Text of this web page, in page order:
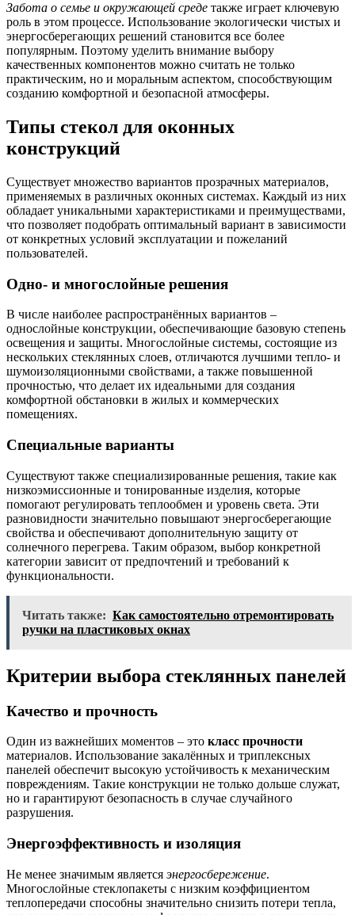
Забота о семье и окружающей среде также играет ключевую
роль в этом процессе. Использование экологически чистых и
энергосберегающих решений становится все более
популярным. Поэтому уделить внимание выбору
качественных компонентов можно считать не только
практическим, но и моральным аспектом, способствующим
созданию комфортной и безопасной атмосферы.
Типы стекол для оконных
конструкций
Существует множество вариантов прозрачных материалов,
применяемых в различных оконных системах. Каждый из них
обладает уникальными характеристиками и преимуществами,
что позволяет подобрать оптимальный вариант в зависимости
от конкретных условий эксплуатации и пожеланий
пользователей.
Одно- и многослойные решения
В числе наиболее распространённых вариантов –
однослойные конструкции, обеспечивающие базовую степень
освещения и защиты. Многослойные системы, состоящие из
нескольких стеклянных слоев, отличаются лучшими тепло- и
шумоизоляционными свойствами, а также повышенной
прочностью, что делает их идеальными для создания
комфортной обстановки в жилых и коммерческих
помещениях.
Специальные варианты
Существуют также специализированные решения, такие как
низкоэмиссионные и тонированные изделия, которые
помогают регулировать теплообмен и уровень света. Эти
разновидности значительно повышают энергосберегающие
свойства и обеспечивают дополнительную защиту от
солнечного перегрева. Таким образом, выбор конкретной
категории зависит от предпочтений и требований к
функциональности.
Читать также: Как самостоятельно отремонтировать
ручки на пластиковых окнах
Критерии выбора стеклянных панелей
Качество и прочность
Один из важнейших моментов – это класс прочности
материалов. Использование закалённых и триплексных
панелей обеспечит высокую устойчивость к механическим
повреждениям. Такие конструкции не только дольше служат,
но и гарантируют безопасность в случае случайного
разрушения.
Энергоэффективность и изоляция
Не менее значимым является энергосбережение.
Многослойные стеклопакеты с низким коэффициентом
теплопередачи способны значительно снизить потери тепла,